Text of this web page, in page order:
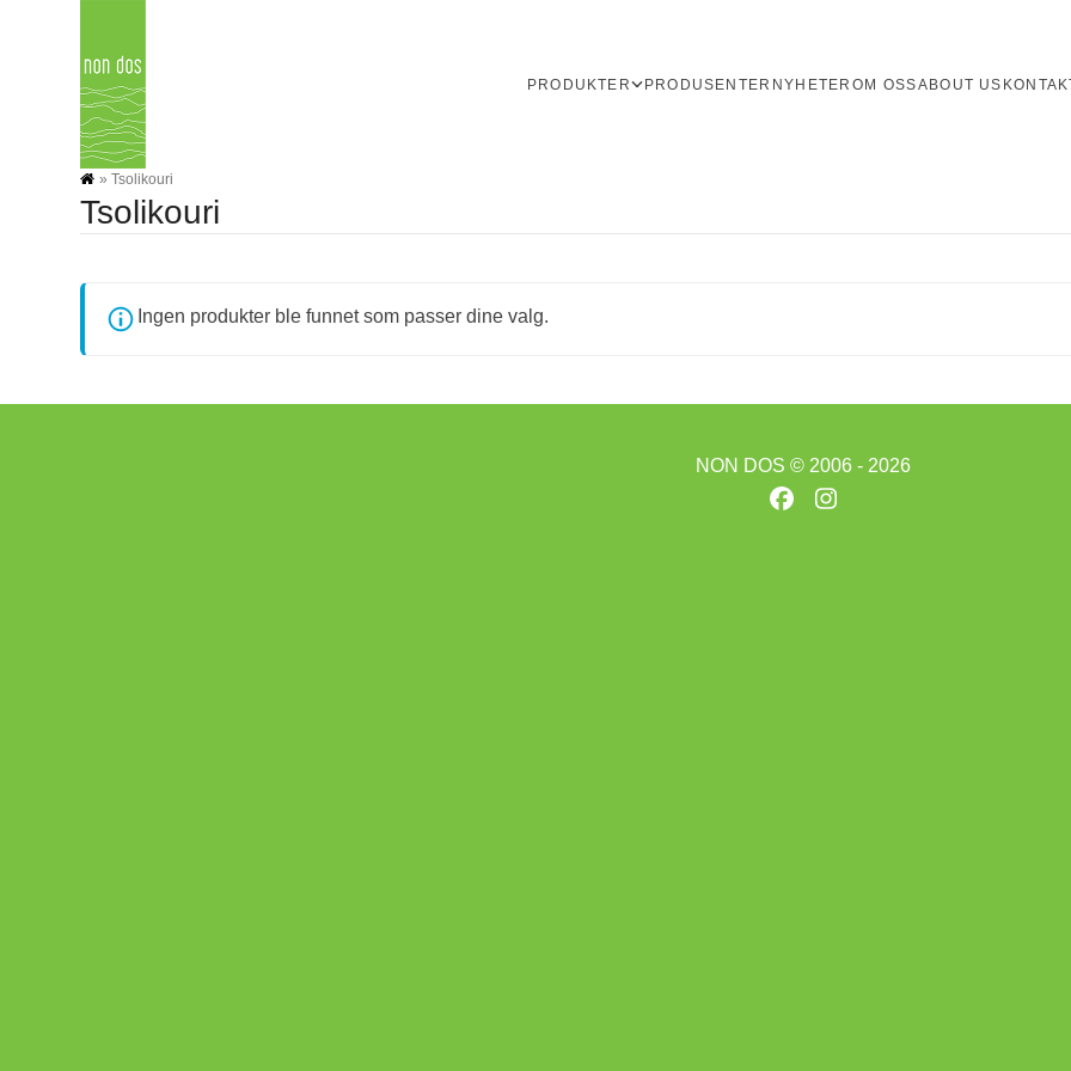
PRODUKTER PRODUSENTER NYHETER OM OSSABOUT US
»Tsolikouri
Tsolikouri
Ingen produkter ble funnet som passer dine valg.
NON DOS © 2006 - 2026